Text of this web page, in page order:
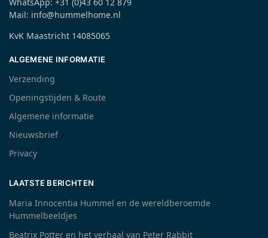
Mail: info@hummelhome.nl
KvK Maastricht 14085065
ALGEMENE INFORMATIE
Verzending
Openingstijden & Route
Algemene informatie
Nieuwsbrief
Privacy
LAATSTE BERICHTEN
Maria Innocentia Hummel en de wereldberoemde
Hummelbeeldjes
Beatrix Potter en het verhaal van Peter Rabbit